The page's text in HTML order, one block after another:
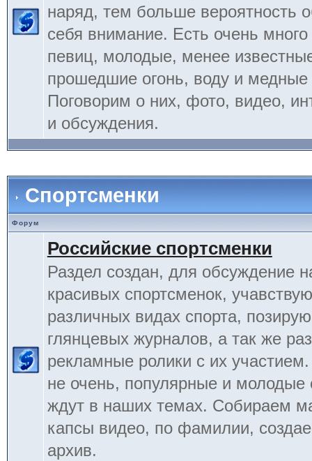
наряд, тем больше вероятность
себя внимание. Есть очень
певиц, молодые, менее
прошедшие огонь, воду и медные
Поговорим о них, фото, видео,
и обсуждения.
Спортсменки
Форум
Российские спортсменки
Раздел создан, для обсуждение
красивых спортсменок,
различных видах спорта,
глянцевых журналов, а так же
рекламные ролики с их
не очень, популярные и молодые
ждут в наших темах. Собираем
капсы видео, по фамилии,
архив.